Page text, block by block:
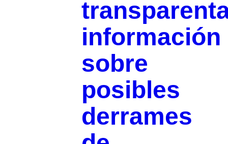
información
sobre
posibles
derrames